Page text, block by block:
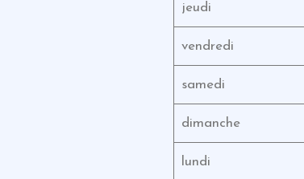
jeudi
vendredi
samedi
dimanche
lundi